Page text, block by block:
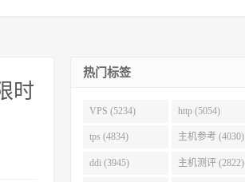
时
热门标签
VPS (5234) http (5054)
tps (4834) 主机参考 (4030)
ddi (3945) 主机测评 (2822)